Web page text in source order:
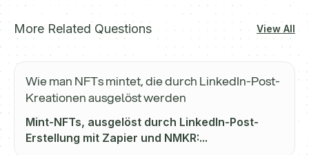
More Related Questions View All
Wie man NFTs mintet, die durch LinkedIn-Post-
Kreationen ausgelöst werden
Mint-NFTs, ausgelöst durch LinkedIn-Post-
Erstellung mit Zapier und NMKR:...